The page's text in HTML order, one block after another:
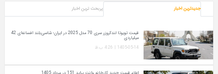
جدیدترین اخبار پربحث ترین اخبار
قیمت تویوتا لندکروزر سری 70 مدل 2025 در ایران؛ شاسی‌بلند افسانه‌ای 42
میلیاردی
1405-05-14 | 4:26 ب.ظ